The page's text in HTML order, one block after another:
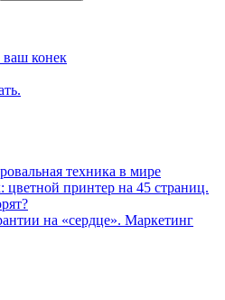
конек
техника в мире
принтер на 45 страниц.
на «сердце». Маркетинг